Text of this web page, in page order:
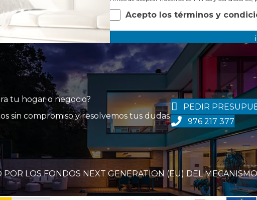
Acepto los términos y
tu hogar o negocio?
sin compromiso y resolvemos tus dudas
PEDIR
976 217 377
LOS FONDOS NEXT GENERATION (EU) DEL